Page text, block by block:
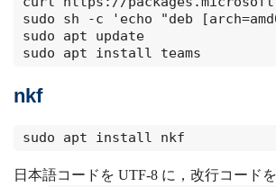
sudo sh -c 'echo "deb
sudo apt update
sudo apt install teams
nkf
sudo apt install nkf
日本語コードを UTF-8 に，改行コード